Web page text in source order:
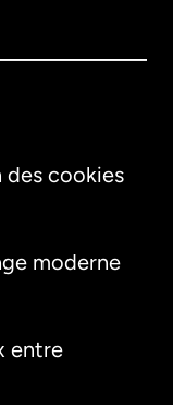
des cookies
moderne
entre